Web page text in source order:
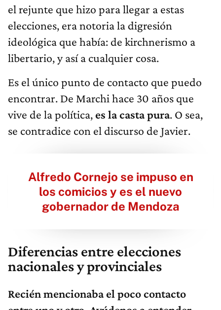
el rejunte que hizo para llegar a estas
elecciones, era notoria la digresión
ideológica que había: de kirchnerismo a
libertario, y así a cualquier cosa.
Es el único punto de contacto que puedo
encontrar. De Marchi hace 30 años que
vive de la política, es la casta pura. O sea,
se contradice con el discurso de Javier.
Alfredo Cornejo se impuso en
los comicios y es el nuevo
gobernador de Mendoza
Diferencias entre elecciones
nacionales y provinciales
Recién mencionaba el poco contacto